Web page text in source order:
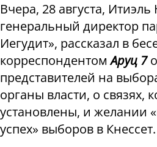
Вчера, 28 августа,
генеральный директор
Иегудит», рассказал в
корреспондентомАруц 7
представителей на
органы власти, о связях,
установлены, и желании
успех» выборов в Кнессет.